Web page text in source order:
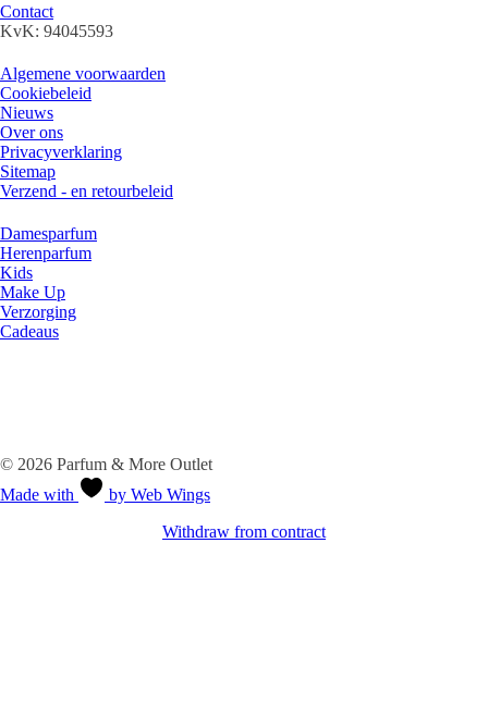
Contact
KvK: 94045593
Algemene voorwaarden
Cookiebeleid
Nieuws
Over ons
Privacyverklaring
Sitemap
Verzend - en retourbeleid
Damesparfum
Herenparfum
Kids
Make Up
Verzorging
Cadeaus
© 2026 Parfum & More Outlet
Made with
by Web Wings
Withdraw from contract